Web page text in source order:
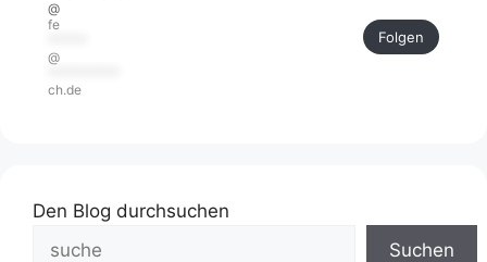
@
fe
@
ch.de
Folgen
Den Blog durchsuchen
Suchen